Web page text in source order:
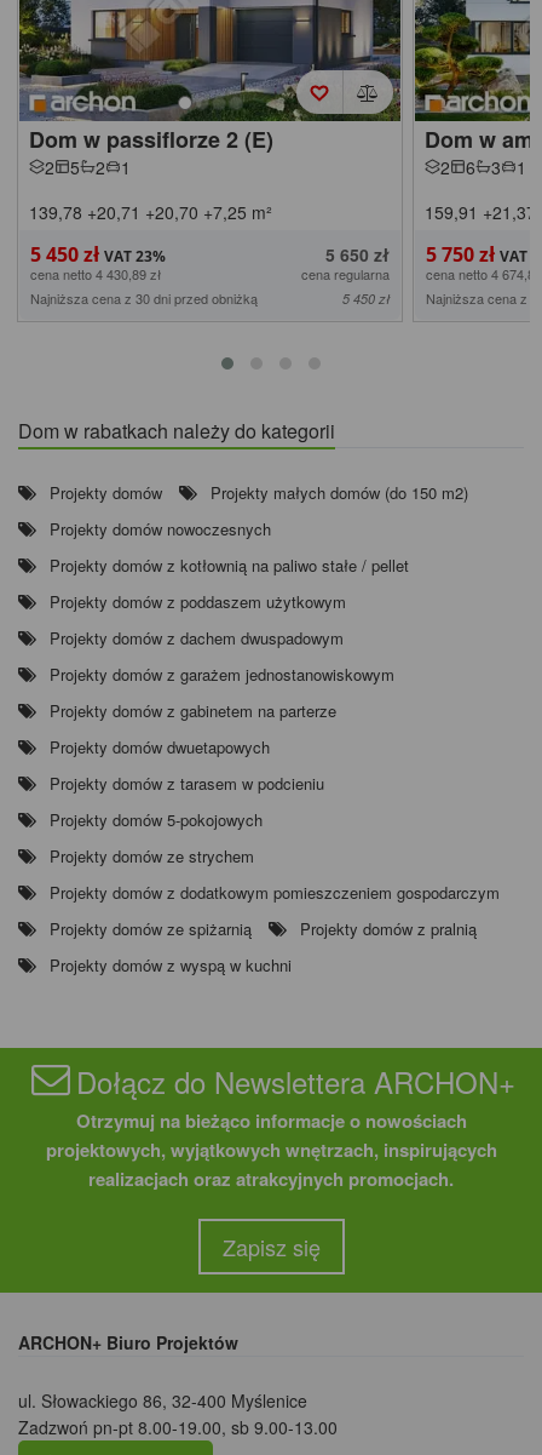
Dom w passiflorze 2 (E)
2 5 2
1
139,78 +20,71 +20,70 +7,25 m²
5 450 zł 5 650 zł
cena netto 4 430,89 zł
cena regularna
Najniższa cena z 30 dni przed obniżką
5 450 zł
Dom w
2 6 3
1
159,91 +21,37
5 750 zł
cena netto 4
Najniższa cena z
Dom w rabatkach należy do kategorii
Projekty domów
Projekty małych domów (do 150 m2)
Projekty domów nowoczesnych
Projekty domów z kotłownią na paliwo stałe / pellet
Projekty domów z poddaszem użytkowym
Projekty domów z dachem dwuspadowym
Projekty domów z garażem jednostanowiskowym
Projekty domów z gabinetem na parterze
Projekty domów dwuetapowych
Projekty domów z tarasem w podcieniu
Projekty domów 5-pokojowych
Projekty domów ze strychem
Projekty domów z dodatkowym pomieszczeniem gospodarczym
Projekty domów ze spiżarnią
Projekty domów z pralnią
Projekty domów z wyspą w kuchni
Dołącz do Newslettera ARCHON+
Otrzymuj na bieżąco informacje o nowościach
projektowych, wyjątkowych wnętrzach, inspirujących
realizacjach oraz atrakcyjnych promocjach.
Zapisz się
ARCHON+ Biuro Projektów
ul. Słowackiego 86, 32-400 Myślenice
Zadzwoń pn-pt 8.00-19.00, sb 9.00-13.00